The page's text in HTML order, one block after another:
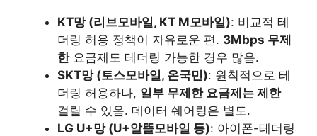
KT망 (리브모바일, KT M모바일): 비교적 테
더링 허용 정책이 자유로운 편. 3Mbps 무제
한요금제도 테더링 가능한 경우 많음.
SKT망 (토스모바일, 온국민): 원칙적으로 테
더링 허용하나, 일부 무제한 요금제는 제한
걸릴 수 있음. 데이터 쉐어링은 별도.
LG U+망 (U+알뜰모바일 등): 아이폰-테더링